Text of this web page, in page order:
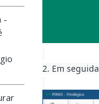
-
2. Em